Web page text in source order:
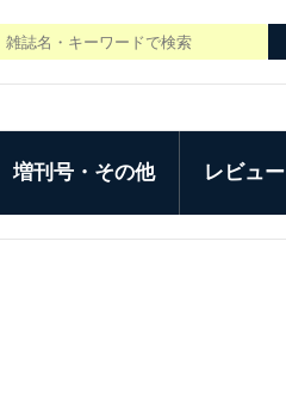
増刊号・その他 レビュー